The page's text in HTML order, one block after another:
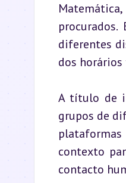
diferentes
dos
A título de
grupos de
contexto
contacto